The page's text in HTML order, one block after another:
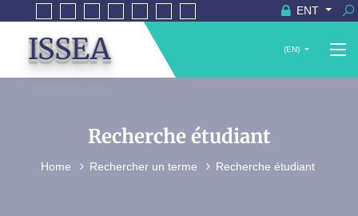
ENT
ISSEA (EN)
Recherche étudiant
Home Rechercher un terme Recherche étudiant